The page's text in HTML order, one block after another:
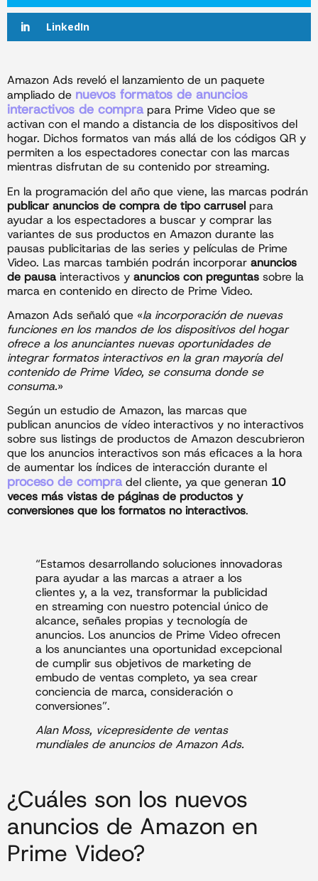
LinkedIn
Amazon Ads reveló el lanzamiento de un paquete
ampliado de nuevos formatos de anuncios
interactivos de compra para Prime Video que se
activan con el mando a distancia de los dispositivos del
hogar. Dichos formatos van más allá de los códigos QR y
permiten a los espectadores conectar con las marcas
mientras disfrutan de su contenido por streaming.
En la programación del año que viene, las marcas podrán
publicar anuncios de compra de tipo carrusel para
ayudar a los espectadores a buscar y comprar las
variantes de sus productos en Amazon durante las
pausas publicitarias de las series y películas de Prime
Video. Las marcas también podrán incorporar anuncios
de pausa interactivos y anuncios con preguntas sobre la
marca en contenido en directo de Prime Video.
Amazon Ads señaló que «la incorporación de nuevas
funciones en los mandos de los dispositivos del hogar
ofrece a los anunciantes nuevas oportunidades de
integrar formatos interactivos en la gran mayoría del
contenido de Prime Video, se consuma donde se
consuma.»
Según un estudio de Amazon, las marcas que
publican anuncios de vídeo interactivos y no interactivos
sobre sus listings de productos de Amazon descubrieron
que los anuncios interactivos son más eficaces a la hora
de aumentar los índices de interacción durante el
proceso de compra del cliente, ya que generan 10
veces más vistas de páginas de productos y
conversiones que los formatos no interactivos.
“Estamos desarrollando soluciones innovadoras
para ayudar a las marcas a atraer a los
clientes y, a la vez, transformar la publicidad
en streaming con nuestro potencial único de
alcance, señales propias y tecnología de
anuncios. Los anuncios de Prime Video ofrecen
a los anunciantes una oportunidad excepcional
de cumplir sus objetivos de marketing de
embudo de ventas completo, ya sea crear
conciencia de marca, consideración o
conversiones”.
Alan Moss, vicepresidente de ventas
mundiales de anuncios de Amazon Ads.
¿Cuáles son los nuevos
anuncios de Amazon en
Prime Video?